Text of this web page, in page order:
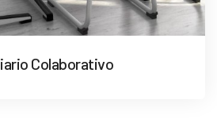
Colaborativo